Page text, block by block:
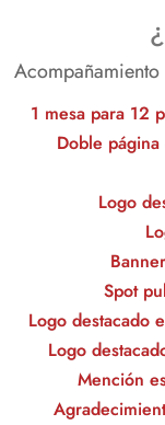
1 mesa para 12
Doble
Logo
Spot
Logo destacado
Logo
Mención